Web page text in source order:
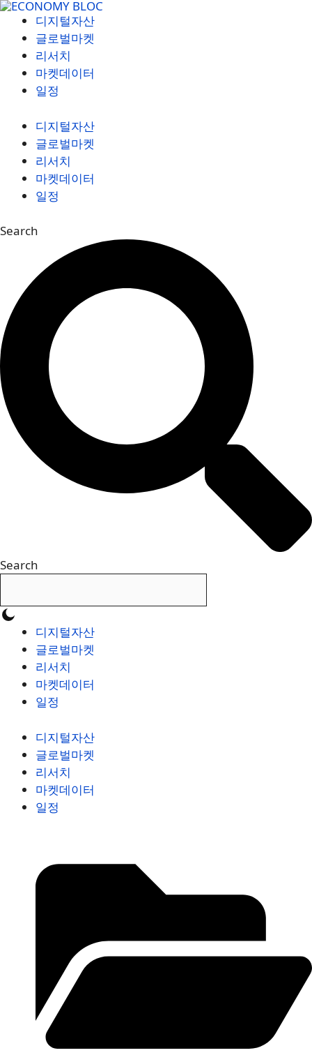
컨
디지털자산
글로벌마켓
리서치
마켓데이터
일정
디지털자산
글로벌마켓
리서치
마켓데이터
일정
Search
Search
디지털자산
글로벌마켓
리서치
마켓데이터
일정
디지털자산
글로벌마켓
리서치
마켓데이터
일정